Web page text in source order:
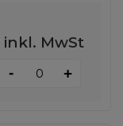
inkl. MwSt
- +